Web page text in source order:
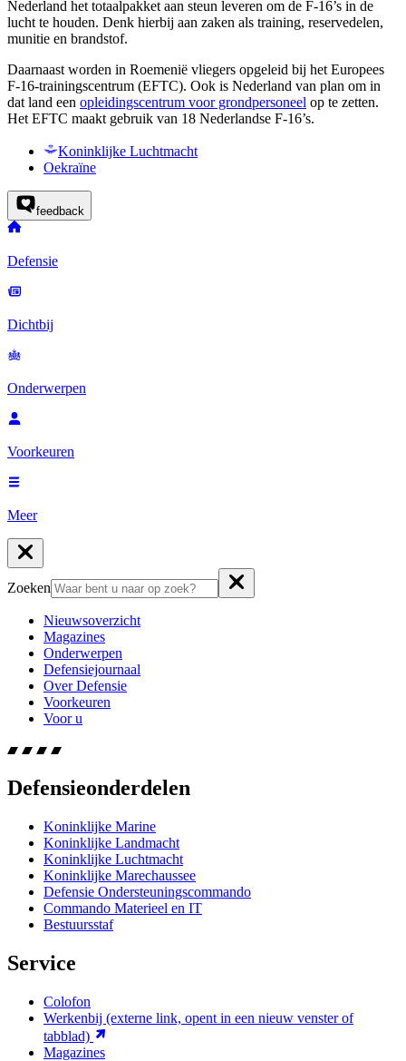
Nederland het totaalpakket aan steun leveren om de F-16’s in de
lucht te houden. Denk hierbij aan zaken als training, reservedelen,
munitie en brandstof.
Daarnaast worden in Roemenië vliegers opgeleid bij het Europees
F-16-trainingscentrum (EFTC). Ook is Nederland van plan om in
dat land een opleidingscentrum voor grondpersoneel op te zetten.
Het EFTC maakt gebruik van 18 Nederlandse F-16’s.
Koninklijke Luchtmacht
Oekraïne
feedback
Defensie
Dichtbij
Onderwerpen
Voorkeuren
Meer
Zoeken
Nieuwsoverzicht
Magazines
Onderwerpen
Defensiejournaal
Over Defensie
Voorkeuren
Voor u
Defensieonderdelen
Koninklijke Marine
Koninklijke Landmacht
Koninklijke Luchtmacht
Koninklijke Marechaussee
Defensie Ondersteuningscommando
Commando Materieel en IT
Bestuursstaf
Service
Colofon
Werkenbij (externe link, opent in een nieuw venster of
tabblad)
Magazines